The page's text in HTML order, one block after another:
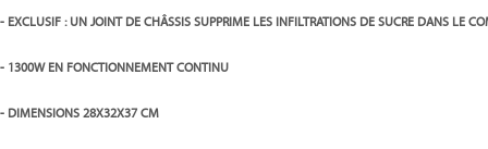
- EXCLUSIF : UN JOINT DE CHÂSSIS SUPPRIME LES INFILTRATIONS DE SUCRE DANS LE
- 1300W EN FONCTIONNEMENT CONTINU
- DIMENSIONS 28X32X37 CM